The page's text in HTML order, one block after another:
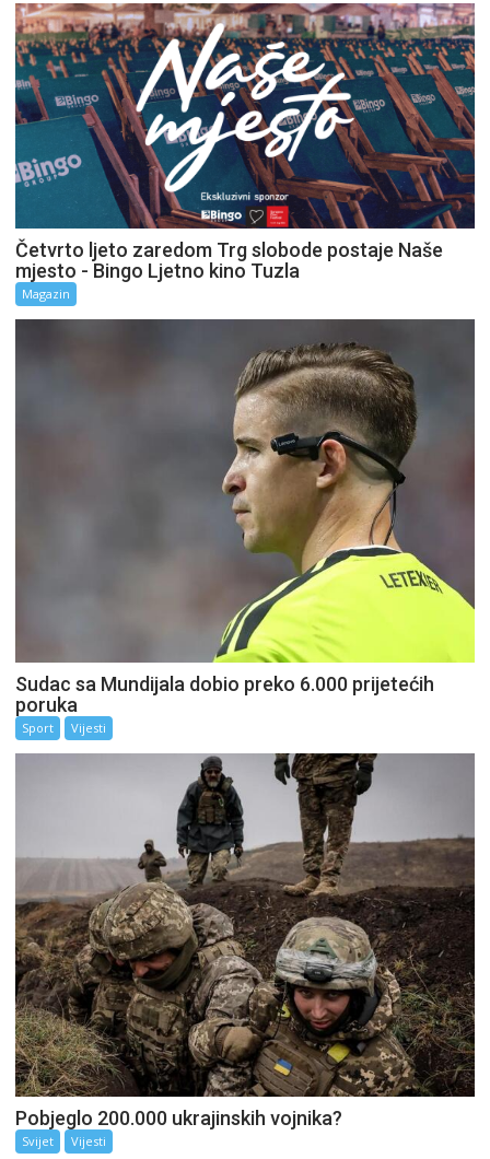
Četvrto ljeto zaredom Trg slobode postaje Naše
mjesto - Bingo Ljetno kino Tuzla
Magazin
Sudac sa Mundijala dobio preko 6.000 prijetećih
poruka
Sport Vijesti
Pobjeglo 200.000 ukrajinskih vojnika?
Svijet Vijesti